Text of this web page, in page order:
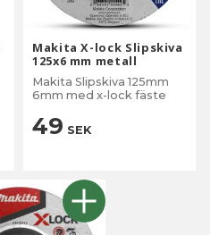
Makita X-lock Slipskiva
125x6 mm metall
Makita Slipskiva 125mm
6mm med x-lock fäste
49 SEK